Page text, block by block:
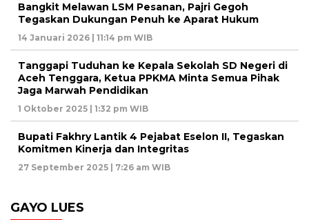
Bangkit Melawan LSM Pesanan, Pajri Gegoh
Tegaskan Dukungan Penuh ke Aparat Hukum
14 Januari 2026 | 11:14 pm WIB
Tanggapi Tuduhan ke Kepala Sekolah SD Negeri di
Aceh Tenggara, Ketua PPKMA Minta Semua Pihak
Jaga Marwah Pendidikan
1 Oktober 2025 | 1:32 pm WIB
Bupati Fakhry Lantik 4 Pejabat Eselon II, Tegaskan
Komitmen Kinerja dan Integritas
27 September 2025 | 7:26 am WIB
GAYO LUES